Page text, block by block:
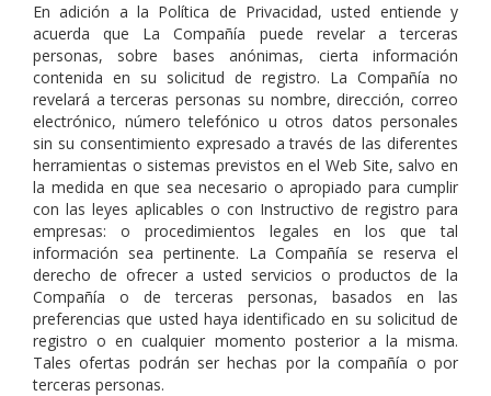
En adición a la Política de Privacidad, usted entiende y
acuerda que La Compañía puede revelar a terceras
personas, sobre bases anónimas, cierta información
contenida en su solicitud de registro. La Compañía no
revelará a terceras personas su nombre, dirección, correo
electrónico, número telefónico u otros datos personales
sin su consentimiento expresado a través de las diferentes
herramientas o sistemas previstos en el Web Site, salvo en
la medida en que sea necesario o apropiado para cumplir
con las leyes aplicables o con Instructivo de registro para
empresas: o procedimientos legales en los que tal
información sea pertinente. La Compañía se reserva el
derecho de ofrecer a usted servicios o productos de la
Compañía o de terceras personas, basados en las
preferencias que usted haya identificado en su solicitud de
registro o en cualquier momento posterior a la misma.
Tales ofertas podrán ser hechas por la compañía o por
terceras personas.